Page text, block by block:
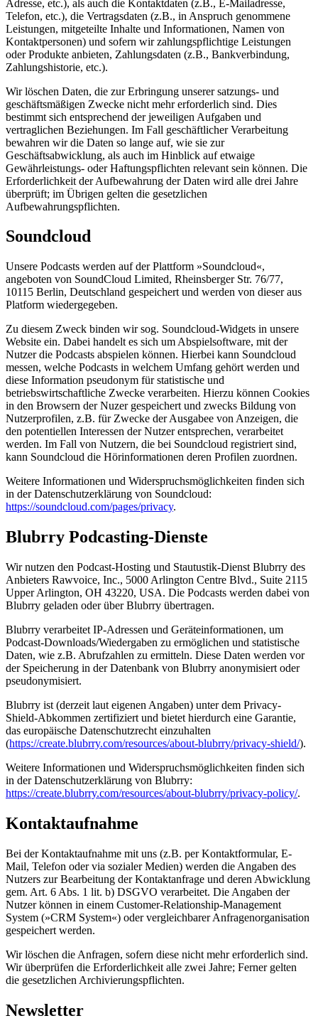
Adresse, etc.), als auch die Kontaktdaten (z.B., E-Mailadresse,
Telefon, etc.), die Vertragsdaten (z.B., in Anspruch genommene
Leistungen, mitgeteilte Inhalte und Informationen, Namen von
Kontaktpersonen) und sofern wir zahlungspflichtige Leistungen
oder Produkte anbieten, Zahlungsdaten (z.B., Bankverbindung,
Zahlungshistorie, etc.).
Wir löschen Daten, die zur Erbringung unserer satzungs- und
geschäftsmäßigen Zwecke nicht mehr erforderlich sind. Dies
bestimmt sich entsprechend der jeweiligen Aufgaben und
vertraglichen Beziehungen. Im Fall geschäftlicher Verarbeitung
bewahren wir die Daten so lange auf, wie sie zur
Geschäftsabwicklung, als auch im Hinblick auf etwaige
Gewährleistungs- oder Haftungspflichten relevant sein können. Die
Erforderlichkeit der Aufbewahrung der Daten wird alle drei Jahre
überprüft; im Übrigen gelten die gesetzlichen
Aufbewahrungspflichten.
Soundcloud
Unsere Podcasts werden auf der Plattform »Soundcloud«,
angeboten von SoundCloud Limited, Rheinsberger Str. 76/77,
10115 Berlin, Deutschland gespeichert und werden von dieser aus
Platform wiedergegeben.
Zu diesem Zweck binden wir sog. Soundcloud-Widgets in unsere
Website ein. Dabei handelt es sich um Abspielsoftware, mit der
Nutzer die Podcasts abspielen können. Hierbei kann Soundcloud
messen, welche Podcasts in welchem Umfang gehört werden und
diese Information pseudonym für statistische und
betriebswirtschaftliche Zwecke verarbeiten. Hierzu können Cookies
in den Browsern der Nuzer gespeichert und zwecks Bildung von
Nutzerprofilen, z.B. für Zwecke der Ausgabee von Anzeigen, die
den potentiellen Interessen der Nutzer entsprechen, verarbeitet
werden. Im Fall von Nutzern, die bei Soundcloud registriert sind,
kann Soundcloud die Hörinformationen deren Profilen zuordnen.
Weitere Informationen und Widerspruchsmöglichkeiten finden sich
in der Datenschutzerklärung von Soundcloud:
https://soundcloud.com/pages/privacy.
Blubrry Podcasting-Dienste
Wir nutzen den Podcast-Hosting und Stautustik-Dienst Blubrry des
Anbieters Rawvoice, Inc., 5000 Arlington Centre Blvd., Suite 2115
Upper Arlington, OH 43220, USA. Die Podcasts werden dabei von
Blubrry geladen oder über Blubrry übertragen.
Blubrry verarbeitet IP-Adressen und Geräteinformationen, um
Podcast-Downloads/Wiedergaben zu ermöglichen und statistische
Daten, wie z.B. Abrufzahlen zu ermitteln. Diese Daten werden vor
der Speicherung in der Datenbank von Blubrry anonymisiert oder
pseudonymisiert.
Blubrry ist (derzeit laut eigenen Angaben) unter dem Privacy-
Shield-Abkommen zertifiziert und bietet hierdurch eine Garantie,
das europäische Datenschutzrecht einzuhalten
(https://create.blubrry.com/resources/about-blubrry/privacy-shield/).
Weitere Informationen und Widerspruchsmöglichkeiten finden sich
in der Datenschutzerklärung von Blubrry:
https://create.blubrry.com/resources/about-blubrry/privacy-policy/.
Kontaktaufnahme
Bei der Kontaktaufnahme mit uns (z.B. per Kontaktformular, E-
Mail, Telefon oder via sozialer Medien) werden die Angaben des
Nutzers zur Bearbeitung der Kontaktanfrage und deren Abwicklung
gem. Art. 6 Abs. 1 lit. b) DSGVO verarbeitet. Die Angaben der
Nutzer können in einem Customer-Relationship-Management
System (»CRM System«) oder vergleichbarer Anfragenorganisation
gespeichert werden.
Wir löschen die Anfragen, sofern diese nicht mehr erforderlich sind.
Wir überprüfen die Erforderlichkeit alle zwei Jahre; Ferner gelten
die gesetzlichen Archivierungspflichten.
Newsletter